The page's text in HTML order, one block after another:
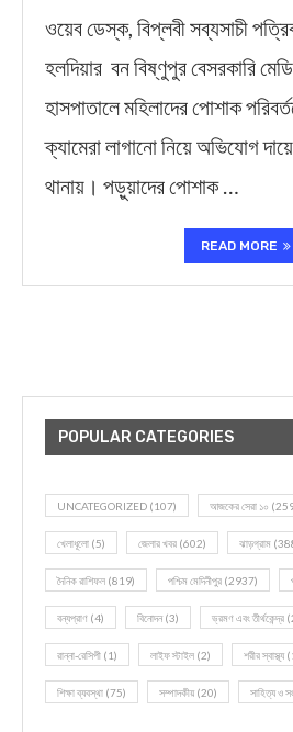
ওয়েব ডেস্ক, বিপ্লবী সব্যসাচী
হলদিয়ার বন বিষ্ণুপুর বেসরকারি
হাসপাতালে মহিলাদের পোশাক
ক্যামেরা লাগানো নিয়ে অভিযোগ
থানায়। পড়ুয়াদের পোশাক …
READ MORE
POPULAR CATEGORIES
UNCATEGORIZED (107) আজকের সেরা ১০
খেলাধূলো (5) জেলার খবর (602) ঝাড়গ্রাম
দৈনিক রাশিফল (819) পশ্চিম মেদিনীপুর (2937)
বন্যপ্রাণ (4) বিনোদন(3) ভ্রমণ এবং তীর্থকেন্দ্র
রান্না-রেসিপী (1) লাইফ স্টাইল (2) শরীর স্বাস্থ্য
শিক্ষা ব্যবস্থা (75) সম্পাদকীয় (20) সাহিত্য ও